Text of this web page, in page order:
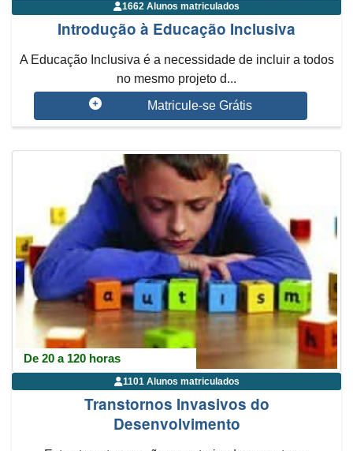
1662 Alunos matriculados
Introdução à Educação Inclusiva
A Educação Inclusiva é a necessidade de incluir a todos
no mesmo projeto d...
Matricule-se Grátis
De 20 a 120 horas
1101 Alunos matriculados
Transtornos Invasivos do
Desenvolvimento